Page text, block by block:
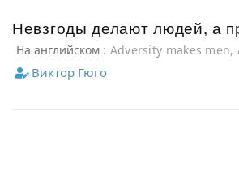
Невзгоды делают людей, а
На английском : Adversity makes
Виктор Гюго